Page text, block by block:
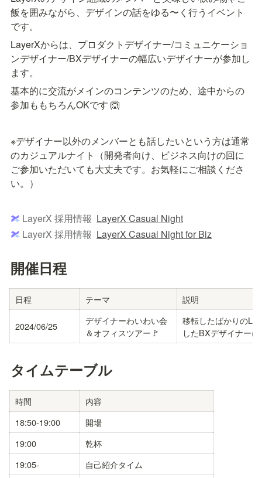
飯を囲みながら、デザインの話をゆる〜く行うイベント
です。
LayerXからは、プロダクトデザイナー/コミュニケーショ
ンデザイナー/BXデザイナーの幅広いデザイナーが参加し
ます。
基本的に交流がメインのコンテンツのため、途中からの
参加ももちろんOKです 🙆
※デザイナー以外のメンバーとも話したいという方は通常
のカジュアルナイト（開発者向け、ビジネス向けの回に
ご参加いただいても大丈夫です。お気軽にご相談くださ
い。）
LayerX 採用情報 LayerX Casual Night
LayerX 採用情報 LayerX Casual Night for Biz
開催日程
日程 テーマ 説明
2024/06/25
デザイナーわいわい会
＆オフィスツアー🚩
移転したばかりの
したBXデザイナー
タイムテーブル
時間
内容
18:50-19:00
開場
19:00
乾杯
19:05-
自己紹介タイム